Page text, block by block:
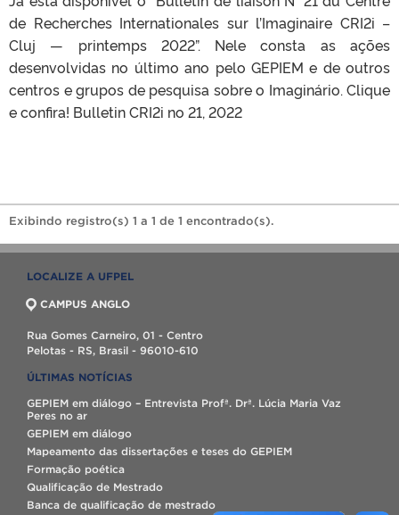
de Recherches Internationales sur l’Imaginaire CRI2i –
Cluj — printemps 2022”. Nele consta as ações
desenvolvidas no último ano pelo GEPIEM e de outros
centros e grupos de pesquisa sobre o Imaginário. Clique
e confira! Bulletin CRI2i no 21, 2022
Exibindo registro(s) 1 a 1 de 1 encontrado(s).
LOCALIZE A UFPEL
CAMPUS ANGLO
Rua Gomes Carneiro, 01 - Centro
Pelotas - RS, Brasil - 96010-610
ÚLTIMAS NOTÍCIAS
GEPIEM em diálogo – Entrevista Profª. Drª. Lúcia Maria Vaz
Peres no ar
GEPIEM em diálogo
Mapeamento das dissertações e teses do GEPIEM
Formação poética
Qualificação de Mestrado
Banca de qualificação de mestrado